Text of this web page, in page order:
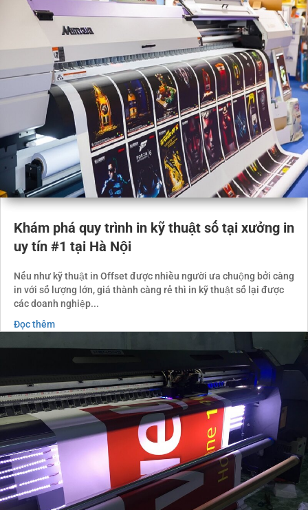
Khám phá quy trình in kỹ thuật số tại xưởng in
uy tín #1 tại Hà Nội
Nếu như kỹ thuật in Offset được nhiều người ưa chuộng bởi càng
in với số lượng lớn, giá thành càng rẻ thì in kỹ thuật số lại được
các doanh nghiệp...
Đọc thêm